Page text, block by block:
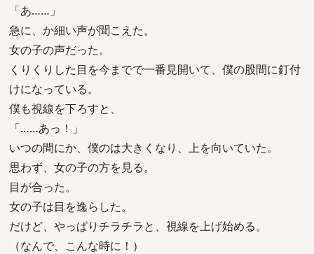
「あ……」
急に、か細い声が聞こえた。
女の子の声だった。
くりくりした目を今までで一番見開いて、僕の股間に釘付
けになっている。
僕も視線を下ろすと、
「……あっ！」
いつの間にか、僕のは大きくなり、上を向いていた。
思わず、女の子の方を見る。
目が合った。
女の子は目を逸らした。
だけど、やっぱりチラチラと、視線を上げ始める。
（なんで、こんな時に！）